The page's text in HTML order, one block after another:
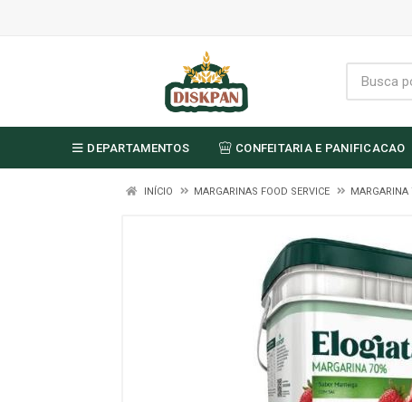
DEPARTAMENTOS CONFEITARIA E PANIFICACAO
INÍCIO MARGARINAS FOOD SERVICE MARGARINA